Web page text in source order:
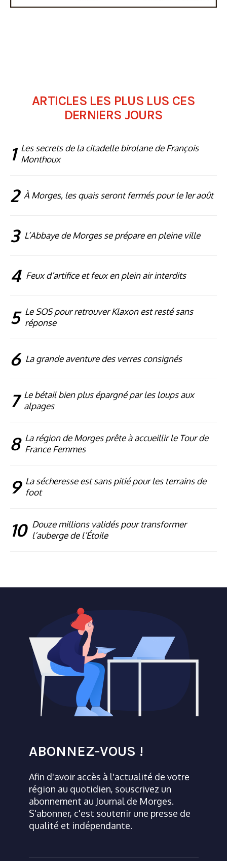
ARTICLES LES PLUS LUS CES
DERNIERS JOURS
1 Les secrets de la citadelle birolane de François
Monthoux
2 À Morges, les quais seront fermés pour le 1er août
3 L’Abbaye de Morges se prépare en pleine ville
4 Feux d’artifice et feux en plein air interdits
5 Le SOS pour retrouver Klaxon est resté sans
réponse
6 La grande aventure des verres consignés
7 Le bétail bien plus épargné par les loups aux
alpages
8 La région de Morges prête à accueillir le Tour de
France Femmes
9 La sécheresse est sans pitié pour les terrains de
foot
10 Douze millions validés pour transformer
l’auberge de l’Étoile
ABONNEZ-VOUS !
Afin d'avoir accès à l'actualité de votre
région au quotidien, souscrivez un
abonnement au Journal de Morges.
S'abonner, c'est soutenir une presse de
qualité et indépendante.